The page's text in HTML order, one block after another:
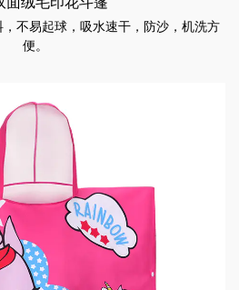
不易起球，吸水速干，防沙，机洗方
便。